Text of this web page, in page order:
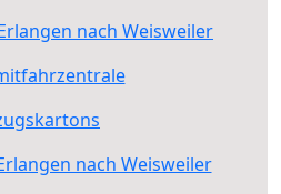
nach Weisweiler
nach Weisweiler